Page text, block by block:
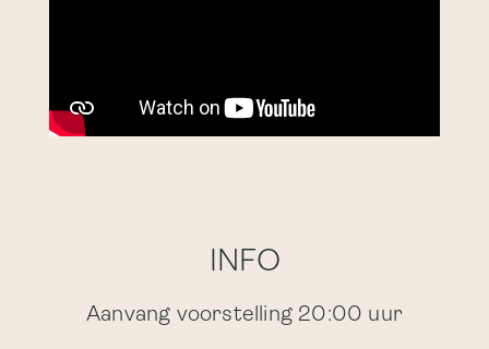
INFO
Aanvang voorstelling 20:00 uur